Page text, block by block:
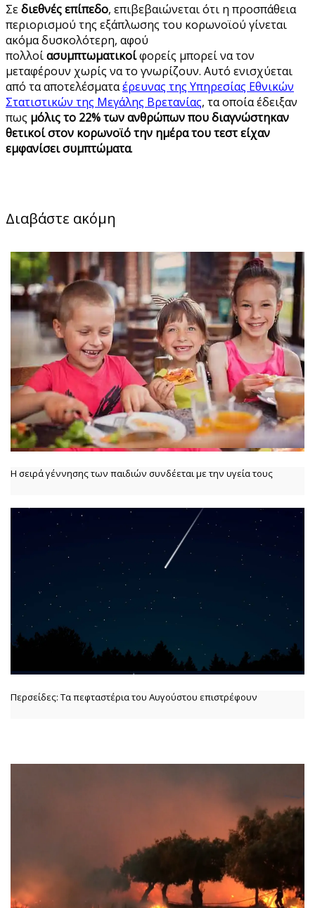
Σεδιεθνές επίπεδο, επιβεβαιώνεται ότι η προσπάθεια
περιορισμού της εξάπλωσης του κορωνοϊού γίνεται
ακόμα δυσκολότερη, αφού
πολλοίασυμπτωματικοίφορείς μπορεί να τον
μεταφέρουν χωρίς να το γνωρίζουν. Αυτό ενισχύεται
από τα αποτελέσματαέρευνας της Υπηρεσίας Εθνικών
Στατιστικών της Μεγάλης Βρετανίας, τα οποία έδειξαν
πως μόλις το 22% των ανθρώπων που διαγνώστηκαν
θετικοί στον κορωνοϊό την ημέρα του τεστ είχαν
εμφανίσει συμπτώματα.
Διαβάστε ακόμη
Η σειρά γέννησης των παιδιών συνδέεται με την υγεία τους
Περσείδες: Τα πεφταστέρια του Αυγούστου επιστρέφουν